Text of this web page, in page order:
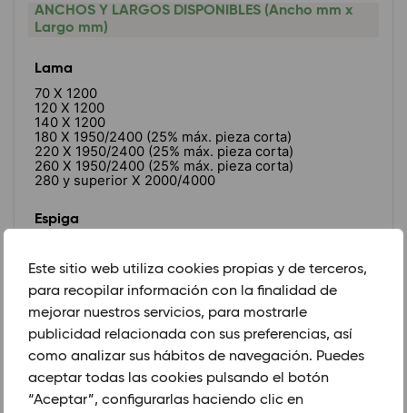
Este sitio web utiliza cookies propias y de terceros,
para recopilar información con la finalidad de
mejorar nuestros servicios, para mostrarle
publicidad relacionada con sus preferencias, así
como analizar sus hábitos de navegación. Puedes
aceptar todas las cookies pulsando el botón
“Aceptar”, configurarlas haciendo clic en
ANCHOS Y LARGOS DISPONIBLES (Ancho mm x
Largo mm)
Lama
70 X 1200
120 X 1200
140 X 1200
180 X 1950/2400 (25% máx. pieza corta)
220 X 1950/2400 (25% máx. pieza corta)
260 X 1950/2400 (25% máx. pieza corta)
280 y superior X 2000/4000
Espiga
140 X 600
Chevron
120 X 525.120 X 1000
140 X 500
180 X 1000
GROSOR (mm)